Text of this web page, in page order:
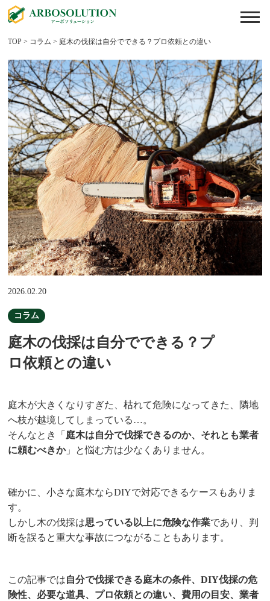
TOP > コラム > 庭木の伐採は自分でできる？プロ依頼との違い
2026.02.20
コラム
庭木の伐採は自分でできる？プ
ロ依頼との違い
庭木が大きくなりすぎた、枯れて危険になってきた、隣地
へ枝が越境してしまっている…。
そんなとき「 庭木は自分で伐採できるのか、それとも業者
に頼むべきか」と悩む方は少なくありません。
確かに、小さな庭木ならDIYで対応できるケースもありま
す。
しかし木の伐採は思っている以上に危険な作業であり、判
断を誤ると重大な事故につながることもあります。
この記事では自分で伐採できる庭木の条件、DIY伐採の危
険性、必要な道具、プロ依頼との違い、費用の目安、業者